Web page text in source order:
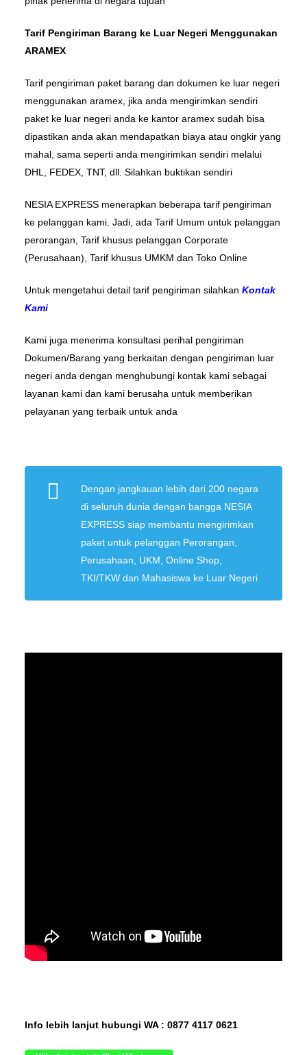
Tarif Pengiriman Barang ke Luar Negeri Menggunakan
ARAMEX
Tarif pengiriman paket barang dan dokumen ke luar negeri
menggunakan aramex, jika anda mengirimkan sendiri
paket ke luar negeri anda ke kantor aramex sudah bisa
dipastikan anda akan mendapatkan biaya atau ongkir yang
mahal, sama seperti anda mengirimkan sendiri melalui
DHL, FEDEX, TNT, dll. Silahkan buktikan sendiri
NESIA EXPRESS menerapkan beberapa tarif pengiriman
ke pelanggan kami. Jadi, ada Tarif Umum untuk pelanggan
perorangan, Tarif khusus pelanggan Corporate
(Perusahaan), Tarif khusus UMKM dan Toko Online
Untuk mengetahui detail tarif pengiriman silahkan Kontak
Kami
Kami juga menerima konsultasi perihal pengiriman
Dokumen/Barang yang berkaitan dengan pengiriman luar
negeri anda dengan menghubungi kontak kami sebagai
layanan kami dan kami berusaha untuk memberikan
pelayanan yang terbaik untuk anda
Dengan jangkauan lebih dari 200 negara
di seluruh dunia dengan bangga NESIA
EXPRESS siap membantu mengirimkan
paket untuk pelanggan Perorangan,
Perusahaan, UKM, Online Shop,
TKI/TKW dan Mahasiswa ke Luar Negeri
Info lebih lanjut hubungi WA : 0877 4117 0621